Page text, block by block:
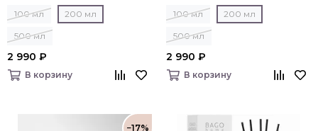
100 мл 200 мл
500 мл
2 990 ₽
В корзину
100 мл 200 мл
500 мл
2 990 ₽
В корзину
−17%